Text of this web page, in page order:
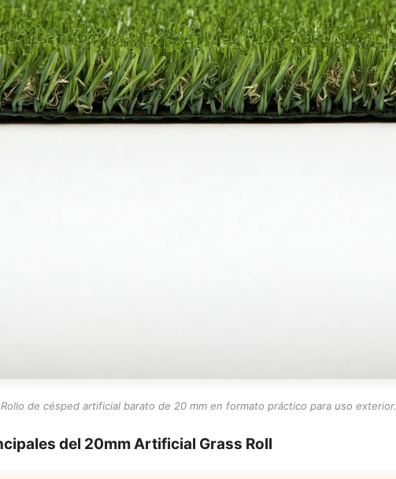
Rollo de césped artificial barato de 20 mm en formato práctico para uso exterior.
del 20mm Artificial Grass Roll